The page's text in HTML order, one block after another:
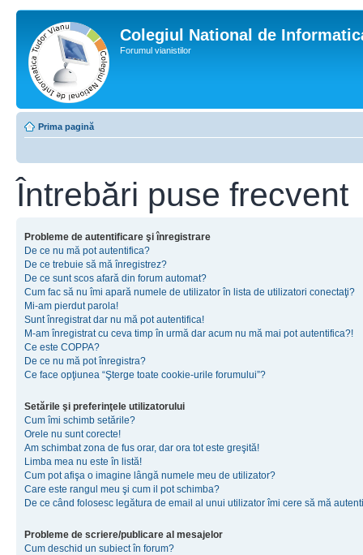
Colegiul National de
Forumul vianistilor
Prima pagină
Întrebări puse frecvent
Probleme de autentificare şi înregistrare
De ce nu mă pot autentifica?
De ce trebuie să mă înregistrez?
De ce sunt scos afară din forum automat?
Cum fac să nu îmi apară numele de utilizator în lista de utilizatori conectaţi?
Mi-am pierdut parola!
Sunt înregistrat dar nu mă pot autentifica!
M-am înregistrat cu ceva timp în urmă dar acum nu mă mai pot autentifica?!
Ce este COPPA?
De ce nu mă pot înregistra?
Ce face opţiunea “Şterge toate cookie-urile forumului”?
Setările şi preferinţele utilizatorului
Cum îmi schimb setările?
Orele nu sunt corecte!
Am schimbat zona de fus orar, dar ora tot este greşită!
Limba mea nu este în listă!
Cum pot afişa o imagine lângă numele meu de utilizator?
Care este rangul meu şi cum il pot schimba?
De ce când folosesc legătura de email al unui utilizator îmi cere să mă
Probleme de scriere/publicare al mesajelor
Cum deschid un subiect în forum?